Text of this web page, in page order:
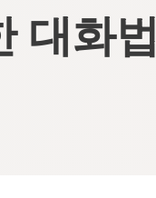
대화법